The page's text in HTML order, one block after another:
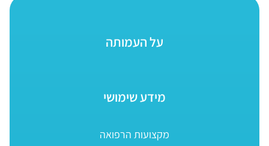
על העמותה
מידע שימושי
מקצועות הרפואה